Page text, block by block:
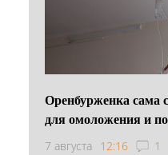
Оренбурженка сама
для омоложения и
7 августа 12:16 1